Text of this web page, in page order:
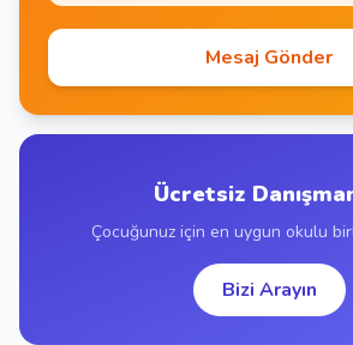
Mesaj Gönder
Ücretsiz
Çocuğunuz için en uygun okulu
Bizi Arayın